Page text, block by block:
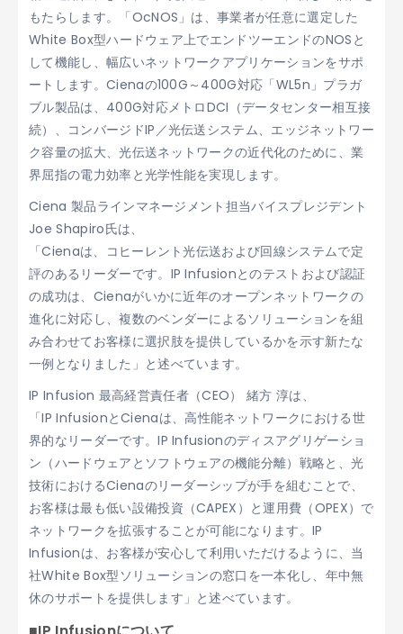
もたらします。「OcNOS」は、事業者が任意に選定した
White Box型ハードウェア上でエンドツーエンドのNOSと
して機能し、幅広いネットワークアプリケーションをサポ
ートします。Cienaの100G～400G対応「WL5n」プラガ
ブル製品は、400G対応メトロDCI（データセンター相互接
続）、コンバージドIP／光伝送システム、エッジネットワー
ク容量の拡大、光伝送ネットワークの近代化のために、業
界屈指の電力効率と光学性能を実現します。
Ciena 製品ラインマネージメント担当バイスプレジデント
Joe Shapiro氏は、
「Cienaは、コヒーレント光伝送および回線システムで定
評のあるリーダーです。IP Infusionとのテストおよび認証
の成功は、Cienaがいかに近年のオープンネットワークの
進化に対応し、複数のベンダーによるソリューションを組
み合わせてお客様に選択肢を提供しているかを示す新たな
一例となりました」と述べています。
IP Infusion 最高経営責任者（CEO） 緒方 淳は、
「IP InfusionとCienaは、高性能ネットワークにおける世
界的なリーダーです。IP Infusionのディスアグリゲーショ
ン（ハードウェアとソフトウェアの機能分離）戦略と、光
技術におけるCienaのリーダーシップが手を組むことで、
お客様は最も低い設備投資（CAPEX）と運用費（OPEX）で
ネットワークを拡張することが可能になります。IP
Infusionは、お客様が安心して利用いただけるように、当
社White Box型ソリューションの窓口を一本化し、年中無
休のサポートを提供します」と述べています。